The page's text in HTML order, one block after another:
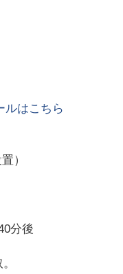
ルはこちら
）
分後